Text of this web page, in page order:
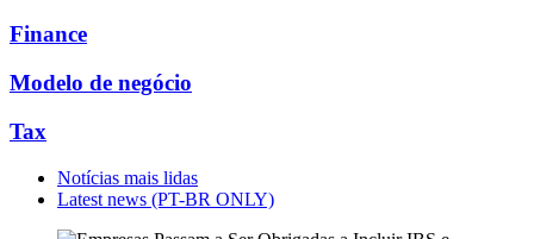
Finance
Modelo de negócio
Tax
Notícias mais lidas
Latest news (PT-BR ONLY)